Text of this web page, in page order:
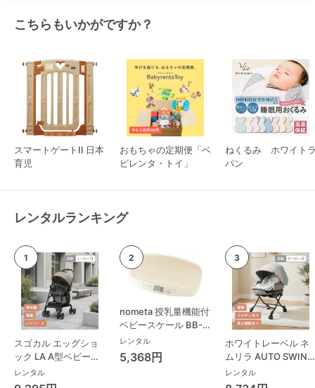
こちらもいかがですか？
スマートゲートII 日本
育児
おもちゃの定期便「ベ
ビレンタ・トイ」
ねくるみ ホワイト
パン
レンタルランキング
スゴカル エッグショ
ック LA A型ベビーカ
ー コンビ(Combi)
レンタル
nometa 授乳量機能付
ベビースケール BB-
105 タニタ(TANITA)
ベビースケール・体重
計
レンタル
5,368円
ホワイトレーベル ネ
ムリラ AUTO SWING
BEDi Long スリープ
シェル EG コンビ
レンタル